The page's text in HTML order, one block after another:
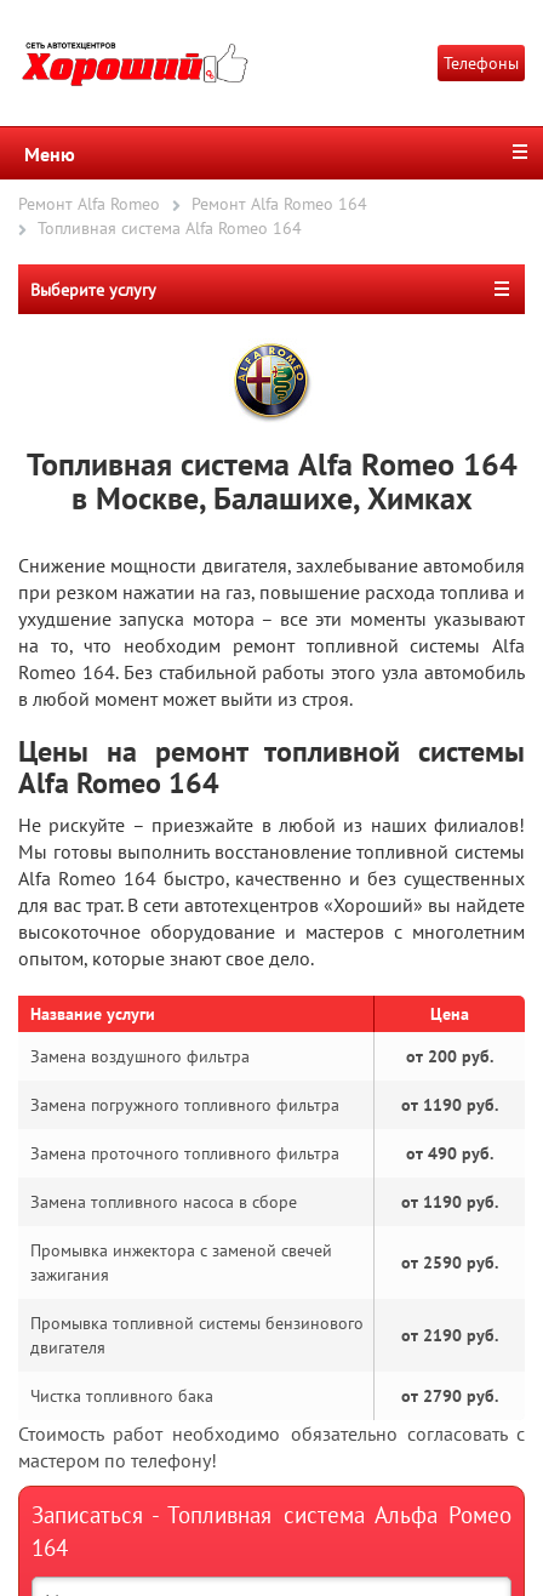
Телефоны
Меню
Ремонт Alfa Romeo
Ремонт Alfa Romeo 164
Топливная система Alfa Romeo 164
Выберите услугу
Топливная система Alfa Romeo 164
в Москве, Балашихе, Химках
Снижение мощности двигателя, захлебывание автомобиля
при резком нажатии на газ, повышение расхода топлива и
ухудшение запуска мотора – все эти моменты указывают
на то, что необходим ремонт топливной системы Alfa
Romeo 164. Без стабильной работы этого узла автомобиль
в любой момент может выйти из строя.
Цены на ремонт топливной системы
Alfa Romeo 164
Не рискуйте – приезжайте в любой из наших филиалов!
Мы готовы выполнить восстановление топливной системы
Alfa Romeo 164 быстро, качественно и без существенных
для вас трат. В сети автотехцентров «Хороший» вы найдете
высокоточное оборудование и мастеров с многолетним
опытом, которые знают свое дело.
Название услуги
Цена
Замена воздушного фильтра
от 200 руб.
Замена погружного топливного фильтра от 1190 руб.
Замена проточного топливного фильтра от 490 руб.
Замена топливного насоса в сборе от 1190 руб.
Промывка инжектора с заменой свечей
зажигания
от 2590 руб.
Промывка топливной системы бензинового
двигателя
от 2190 руб.
Чистка топливного бака от 2790 руб.
Стоимость работ необходимо обязательно согласовать с
мастером по телефону!
Записаться - Топливная система Альфа Ромео
164